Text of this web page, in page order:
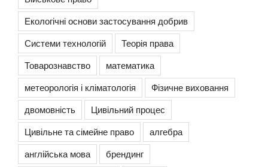
Екологічні основи застосування добрив
Системи технологій
Теорія права
Товарознавство
математика
метеорологія і кліматологія
Фізичне виховання
двомовність
Цивільний процес
Цивільне та сімейне право
алгебра
англійська мова
брендинг